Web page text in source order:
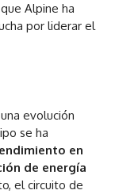
Alpine ha
por liderar el
evolución
se ha
en
de energía
el circuito de